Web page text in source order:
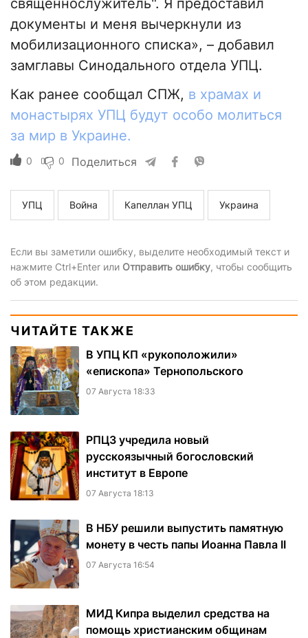
священнослужитель". Я предоставил
документы и меня вычеркнули из
мобилизационного списка», – добавил
замглавы Синодального отдела УПЦ.
Как ранее сообщал СПЖ, в храмах и
монастырях УПЦ будут особо молиться
за мир в Украине.
0 0 Поделиться
УПЦ Война Капеллан УПЦ Украина
Если вы заметили ошибку, выделите необходимый текст и
нажмите Ctrl+Enter или Отправить ошибку, чтобы сообщить
об этом редакции.
ЧИТАЙТЕ ТАКЖЕ
В УПЦ КП «рукоположили»
«епископа» Тернопольского
07 Августа 18:33
РПЦЗ учредила новый
русскоязычный богословский
институт в Европе
07 Августа 18:13
В НБУ решили выпустить памятную
монету в честь папы Иоанна Павла II
07 Августа 16:54
МИД Кипра выделил средства на
помощь христианским общинам